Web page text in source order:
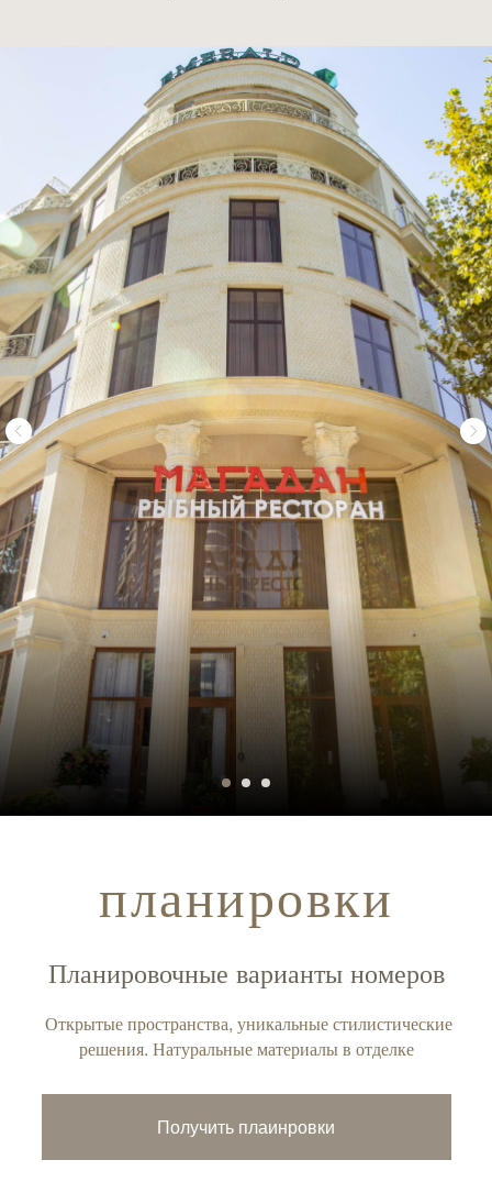
планировки
Планировочные варианты номеров
Открытые пространства, уникальные стилистические
решения. Натуральные материалы в отделке
Получить плаинровки